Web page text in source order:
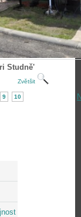
Studně'
Zvětšit
9 10